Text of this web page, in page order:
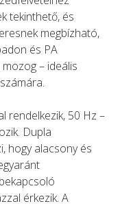
tekinthető, és
megbízható,
és PA
– ideális
rendelkezik, 50 Hz –
Dupla
hogy alacsony és
érkezik. A